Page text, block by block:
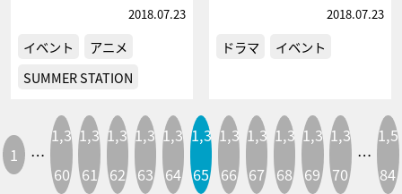
2018.07.23
イベント
アニメ
SUMMER STATION
2018.07.23
ドラマ イベント
1 …
1,3
60
1,3
61
1,3
62
1,3
63
1,3
64
1,3
65
1,3
66
1,3
67
1,3
68
1,3
69
1,3
70
…
1,5
84